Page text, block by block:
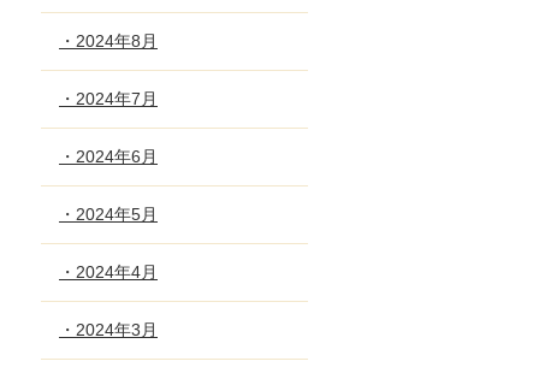
・2024年8月
・2024年7月
・2024年6月
・2024年5月
・2024年4月
・2024年3月